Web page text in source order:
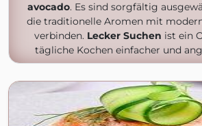
avocado. Es sind sorgfältig
die traditionelle Aromen mit
verbinden. Lecker Suchen ist ein
tägliche Kochen einfacher und